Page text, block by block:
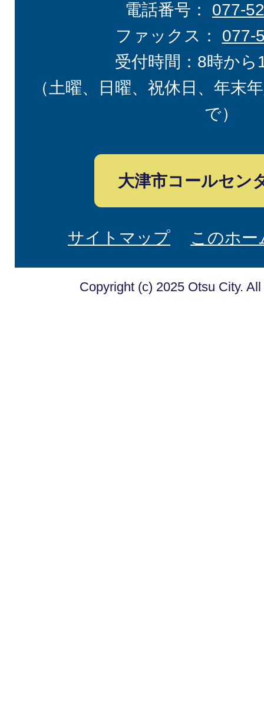
電話番号： 077-
ファックス： 077-
受付時間：8時から
（土曜、日曜、祝休日、年末
で）
大津市コールセン
サイトマップ このホ
Copyright (c) 2025 Otsu City.